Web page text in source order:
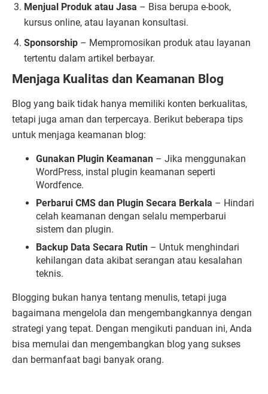
Menjual Produk atau Jasa – Bisa berupa e-book,
kursus online, atau layanan konsultasi.
Sponsorship – Mempromosikan produk atau layanan
tertentu dalam artikel berbayar.
Menjaga Kualitas dan Keamanan Blog
Blog yang baik tidak hanya memiliki konten berkualitas,
tetapi juga aman dan terpercaya. Berikut beberapa tips
untuk menjaga keamanan blog:
Gunakan Plugin Keamanan – Jika menggunakan
WordPress, instal plugin keamanan seperti
Wordfence.
Perbarui CMS dan Plugin Secara Berkala – Hindari
celah keamanan dengan selalu memperbarui
sistem dan plugin.
Backup Data Secara Rutin – Untuk menghindari
kehilangan data akibat serangan atau kesalahan
teknis.
Blogging bukan hanya tentang menulis, tetapi juga
bagaimana mengelola dan mengembangkannya dengan
strategi yang tepat. Dengan mengikuti panduan ini, Anda
bisa memulai dan mengembangkan blog yang sukses
dan bermanfaat bagi banyak orang.